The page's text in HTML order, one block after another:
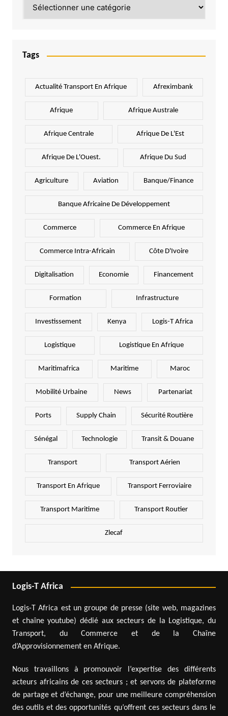
Tags
Actualité Transport En Afrique Afreximbank
Afrique Afrique Australe
Afrique Centrale Afrique De L'Est
Afrique De L'Ouest. Afrique Du Sud
Agriculture Aviation Banque/Finance
Banque Africaine De Développement
Commerce Commerce En Afrique
Commerce Intra-Africain Côte D'Ivoire
Digitalisation Economie Financement
Formation Infrastructure
Investissement Kenya Logis-T Africa
Logistique Logistique En Afrique
Maritimafrica Maritime Maroc
Mobilité Urbaine News Partenariat
Ports Supply Chain Sécurité Routière
Sénégal Technologie Transit & Douane
Transport Transport Aérien
Transport En Afrique Transport Ferroviaire
Transport Maritime Transport Routier
Zlecaf
Logis-T Africa
Logis-T Africa est un groupe de presse (site web, magazines
et chaîne youtube) dédié aux secteurs de la Logistique, du
Transport, du Commerce et de la Chaîne
d’Approvisionnement en Afrique.
Nous travaillons à promouvoir l’expertise des différents
acteurs africains de ces secteurs ; et servons de plateforme
de partage et d’échange, pour une meilleure compréhension
des outils et des opportunités qu’offrent ces secteurs dans le